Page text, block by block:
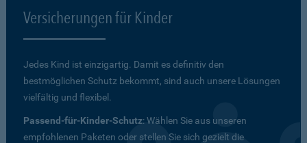
Versicherungen für Kinder
Jedes Kind ist einzigartig. Damit es definitiv den
bestmöglichen Schutz bekommt, sind auch unsere Lösungen
vielfältig und flexibel.
Passend-für-Kinder-Schutz: Wählen Sie aus unseren
empfohlenen Paketen oder stellen Sie sich gezielt die